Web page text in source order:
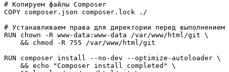
# Копируем файлы Composer
COPY composer.json composer.lock ./
# Устанавливаем права для директории перед
RUN chown -R www-data:www-data /var/www/html/git \
    && chmod -R 755 /var/www/html/git
RUN composer install --no-dev --optimize-autoloader \
    && echo "Composer install completed" \